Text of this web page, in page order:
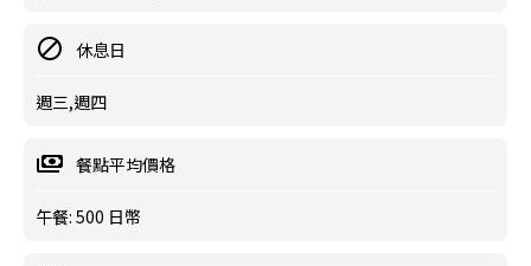
休息日
週三,週四
餐點平均價格
午餐: 500 日幣